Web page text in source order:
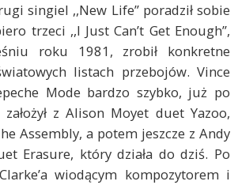
singiel ,,New Life” poradził sobie
trzeci ,,I Just Can’t Get Enough”,
roku 1981, zrobił konkretne
listach przebojów. Vince
Mode bardzo szybko, już po
z Alison Moyet duet Yazoo,
Assembly, a potem jeszcze z Andy
Erasure, który działa do dziś. Po
wiodącym kompozytorem i